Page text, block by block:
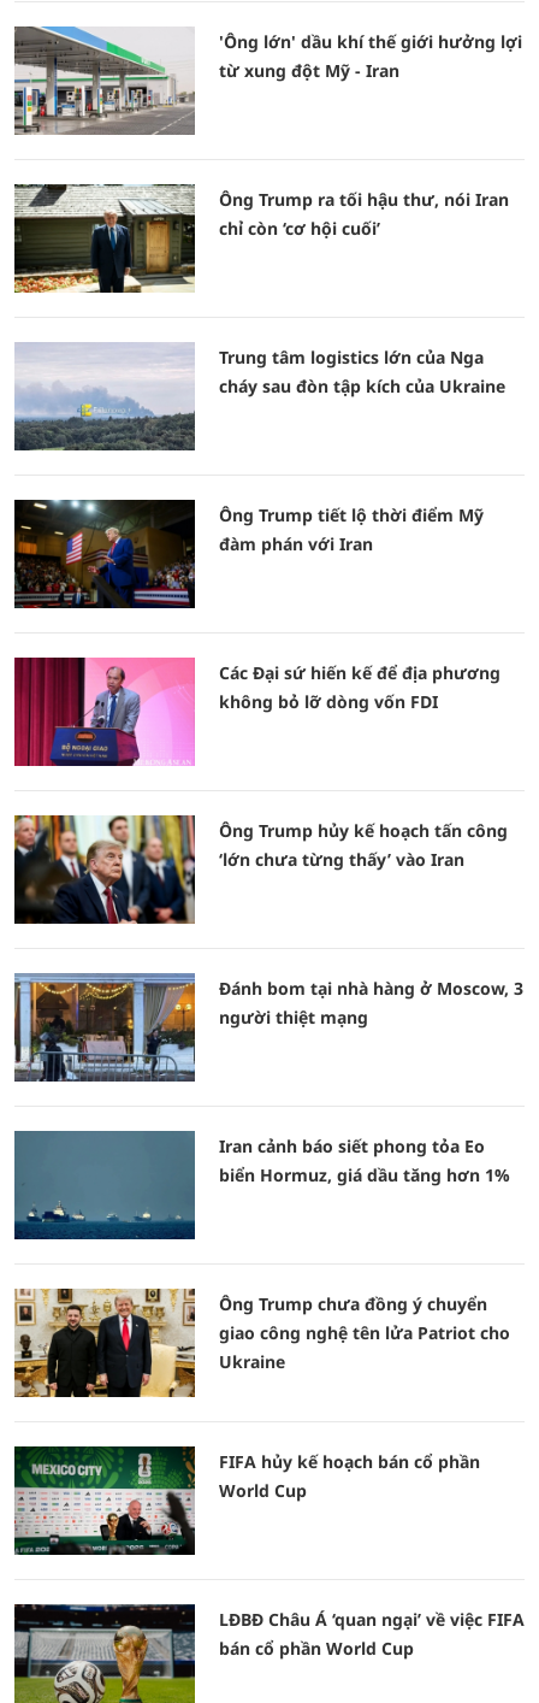
'Ông lớn' dầu khí thế giới hưởng lợi
từ xung đột Mỹ - Iran
Ông Trump ra tối hậu thư, nói Iran
chỉ còn ‘cơ hội cuối’
Trung tâm logistics lớn của Nga
cháy sau đòn tập kích của Ukraine
Ông Trump tiết lộ thời điểm Mỹ
đàm phán với Iran
Các Đại sứ hiến kế để địa phương
không bỏ lỡ dòng vốn FDI
Ông Trump hủy kế hoạch tấn công
‘lớn chưa từng thấy’ vào Iran
Đánh bom tại nhà hàng ở Moscow, 3
người thiệt mạng
Iran cảnh báo siết phong tỏa Eo
biển Hormuz, giá dầu tăng hơn 1%
Ông Trump chưa đồng ý chuyển
giao công nghệ tên lửa Patriot cho
Ukraine
FIFA hủy kế hoạch bán cổ phần
World Cup
LĐBĐ Châu Á ‘quan ngại’ về việc FIFA
bán cổ phần World Cup